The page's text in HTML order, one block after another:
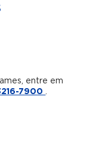
entre em
7900.